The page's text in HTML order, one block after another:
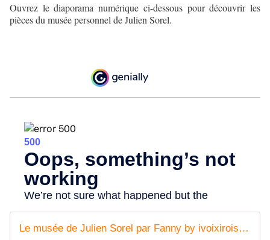
Ouvrez le diaporama numérique ci-dessous pour découvrir les
pièces du musée personnel de Julien Sorel.
Le musée de Julien Sorel par Fanny by ivoixiroise+20202021 on Genially